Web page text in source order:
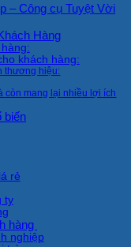
– Công cụ Tuyệt Vời
Hàng
khách hàng:
thương hiệu:
còn mang lại nhiều lợi ích
biến
rẻ
ty
hàng
nghiệp